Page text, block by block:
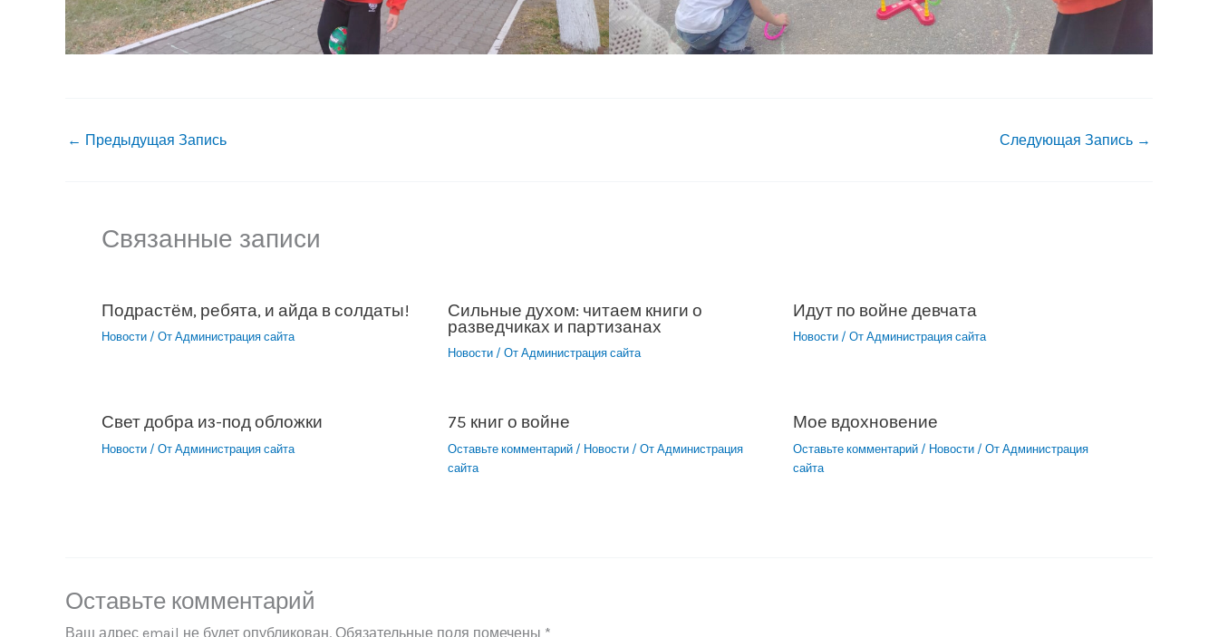
← Предыдущая Запись Следующая Запись →
Связанные записи
Подрастём, ребята, и айда в солдаты!
Новости / От Администрация сайта
Сильные духом: читаем книги о
разведчиках и партизанах
Новости/ От Администрация сайта
Идут по войне девчата
Новости / ОтАдминистрация сайта
Свет добра из-под обложки
Новости / От Администрация сайта
75 книг о войне
Оставьте комментарий / Новости/ От Администрация
сайта
Мое вдохновение
Оставьте комментарий / Новости / ОтАдминистрация
сайта
Оставьте комментарий
Ваш адрес email не будет опубликован. Обязательные поля помечены *